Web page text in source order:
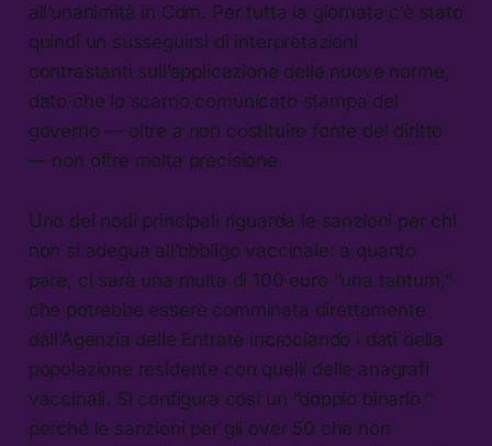
all’unanimità in Cdm. Per tutta la giornata c’è stato
quindi un susseguirsi di interpretazioni
contrastanti sull’applicazione delle nuove norme,
dato che lo scarno comunicato stampa del
governo — oltre a non costituire fonte del diritto
— non offre molta precisione.
Uno dei nodi principali riguarda le sanzioni per chi
non si adegua all’obbligo vaccinale: a quanto
pare, ci sarà una multa di 100 euro “una tantum,”
che potrebbe essere comminata direttamente
dall’Agenzia delle Entrate incrociando i dati della
popolazione residente con quelli delle anagrafi
vaccinali. Si configura così un “doppio binario,”
perché le sanzioni per gli over 50 che non